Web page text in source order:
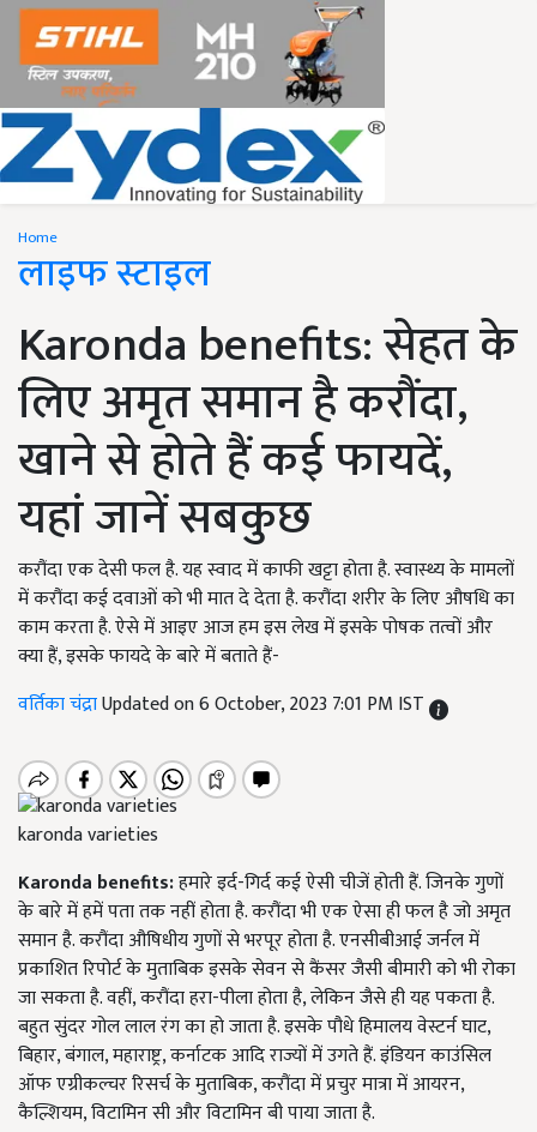
Home
लाइफ स्टाइल
Karonda benefits: सेहत के
लिए अमृत समान है करौंदा,
खाने से होते हैं कई फायदें,
यहां जानें सबकुछ
करौंदा एक देसी फल है. यह स्वाद में काफी खट्टा होता है. स्वास्थ्य के मामलों
में करौंदा कई दवाओं को भी मात दे देता है. करौंदा शरीर के लिए औषधि का
काम करता है. ऐसे में आइए आज हम इस लेख में इसके पोषक तत्वों और
क्या हैं, इसके फायदे के बारे में बताते हैं-
वर्तिका चंद्राUpdated on 6 October, 2023 7:01 PM IST
karonda varieties
Karonda benefits:हमारे इर्द-गिर्द कई ऐसी चीजें होती हैं. जिनके गुणों
के बारे में हमें पता तक नहीं होता है. करौंदा भी एक ऐसा ही फल है जो अमृत
समान है. करौंदा औषिधीय गुणों से भरपूर होता है. एनसीबीआई जर्नल में
प्रकाशित रिपोर्ट के मुताबिक इसके सेवन से कैंसर जैसी बीमारी को भी रोका
जा सकता है. वहीं, करौंदा हरा-पीला होता है, लेकिन जैसे ही यह पकता है.
बहुत सुंदर गोल लाल रंग का हो जाता है. इसके पौधे हिमालय वेस्टर्न घाट,
बिहार, बंगाल, महाराष्ट्र, कर्नाटक आदि राज्यों में उगते हैं. इंडियन काउंसिल
ऑफ एग्रीकल्चर रिसर्च के मुताबिक, करौंदा में प्रचुर मात्रा में आयरन,
कैल्शियम, विटामिन सी और विटामिन बी पाया जाता है.